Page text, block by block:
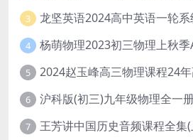
3 龙坚英语2024高中英语一轮
4
5
6
7 王芳讲中国历史音频课程全集